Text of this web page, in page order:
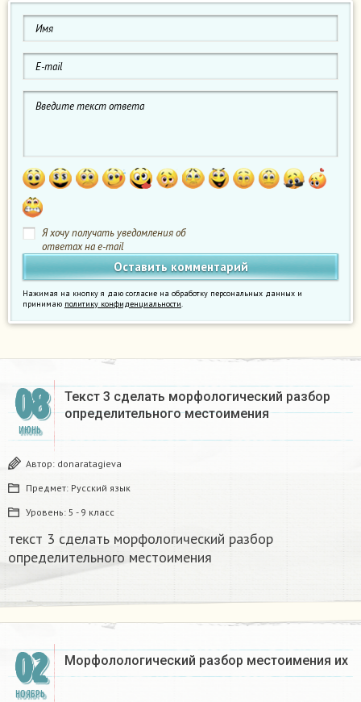
Я хочу получать уведомления об
ответах на e-mail
Нажимая на кнопку я даю согласие на обработку персональных данных и
принимаю политику конфиденциальности.
08
ИЮНЬ
Текст 3 сделать морфологический разбор
определительного местоимения​
Автор: donaratagieva
Предмет: Русский язык
Уровень: 5 - 9 класс
текст 3 сделать морфологический разбор
определительного местоимения​
02
НОЯБРЬ
Морфолологический разбор местоимения их ​